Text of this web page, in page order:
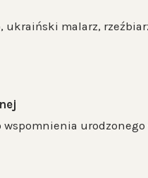
ukraiński malarz,
urodzonego